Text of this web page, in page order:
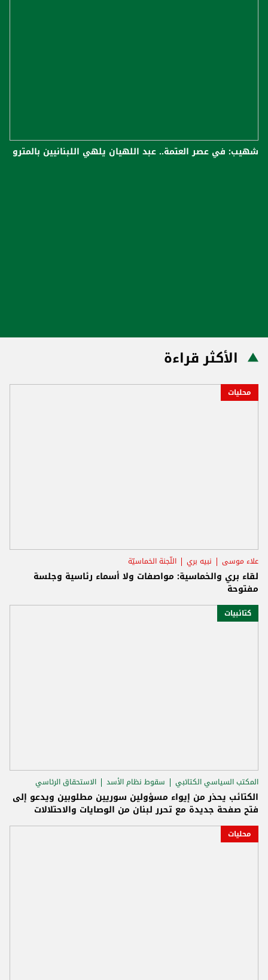
شهيب: في عصر العتمة.. عبد اللهيان يلهي اللبنانيين بالمترو
الأكثر قراءة
محليات
علاء موسى نبيه بري اللّجنة الخماسيّة
لقاء بري والخماسية: مواصفات ولا أسماء رئاسية وجلسة
مفتوحة
كتائبيات
المكتب السياسي الكتائبي سقوط نظام الأسد الاستحقاق الرئاسي
الكتائب يحذر من إيواء مسؤولين سوريين مطلوبين ويدعو إلى
فتح صفحة جديدة مع تحرر لبنان من الوصايات والاحتلالات
محليات